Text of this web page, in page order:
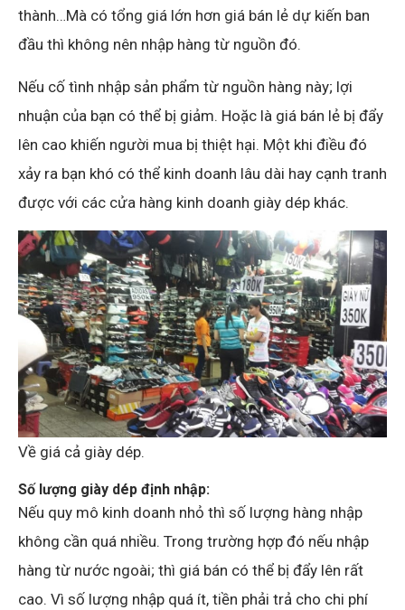
thành…Mà có tổng giá lớn hơn giá bán lẻ dự kiến ban
đầu thì không nên nhập hàng từ nguồn đó.
Nếu cố tình nhập sản phẩm từ nguồn hàng này; lợi
nhuận của bạn có thể bị giảm. Hoặc là giá bán lẻ bị đẩy
lên cao khiến người mua bị thiệt hại. Một khi điều đó
xảy ra bạn khó có thể kinh doanh lâu dài hay cạnh tranh
được với các cửa hàng kinh doanh giày dép khác.
Về giá cả giày dép.
Số lượng giày dép định nhập:
Nếu quy mô kinh doanh nhỏ thì số lượng hàng nhập
không cần quá nhiều. Trong trường hợp đó nếu nhập
hàng từ nước ngoài; thì giá bán có thể bị đẩy lên rất
cao. Vì số lượng nhập quá ít, tiền phải trả cho chi phí